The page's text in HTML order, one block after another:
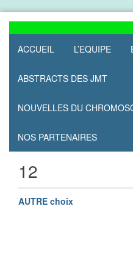
contentACCUEIL L’EQUIPE
ABSTRACTS DES JMT
NOUVELLES DU
NOS PARTENAIRES
12
AUTRE choix